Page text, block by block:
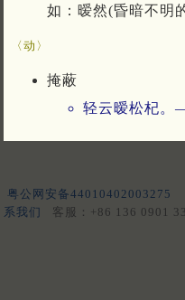
如：暧然(昏暗不明
〈动〉
掩蔽
轻云暧松杞
粤公网安备44010402003275
系我们
客服：+86 136 0901